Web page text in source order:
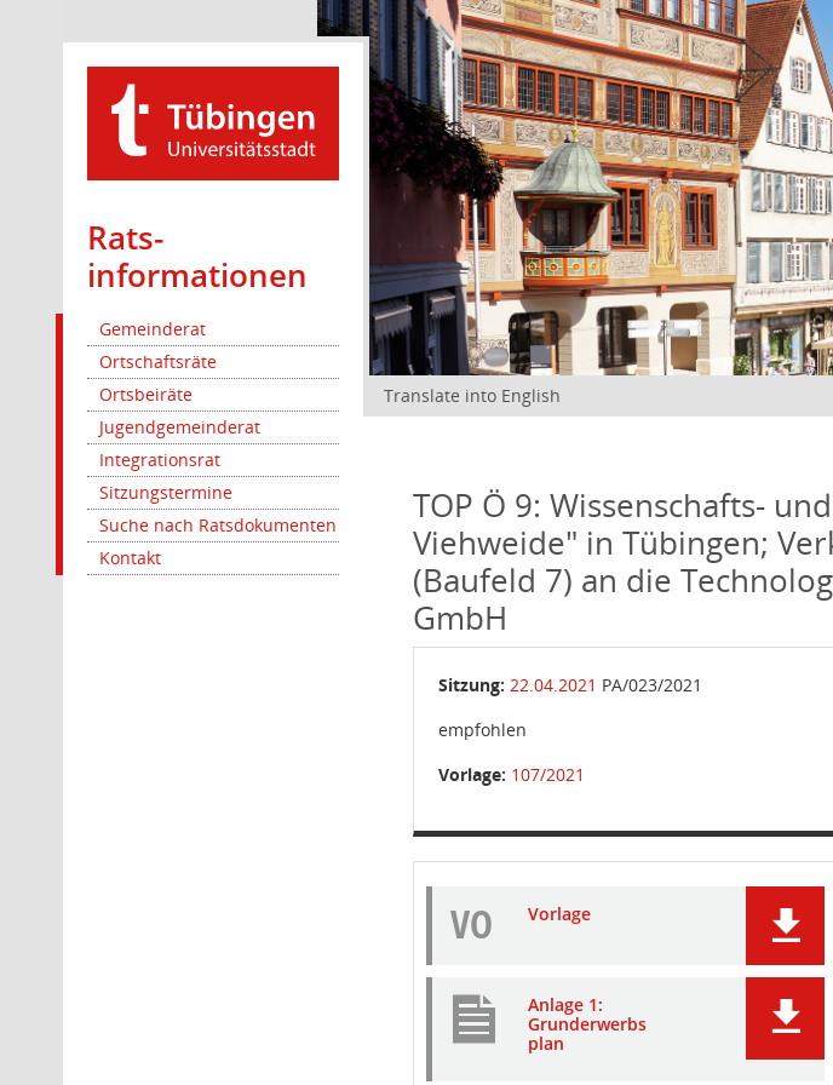
Rats­
informationen
Gemeinderat
Ortschaftsräte
Ortsbeiräte
Jugendgemeinderat
Integrationsrat
Sitzungstermine
Suche nach Ratsdokumenten
Kontakt
Translate into English
TOP Ö 9: Wissenschafts-
Viehweide" in Tübingen;
(Baufeld 7) an die
GmbH
Sitzung: 22.04.2021 PA/023/2021
empfohlen
Vorlage: 107/2021
VO Vorlage
Anlage 1:
Grunderwerbs
plan